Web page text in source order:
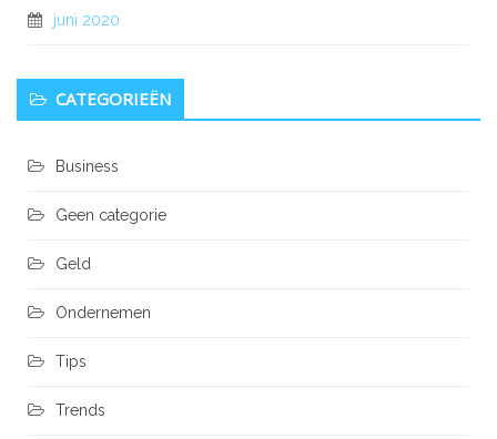
juni 2020
CATEGORIEËN
Business
Geen categorie
Geld
Ondernemen
Tips
Trends